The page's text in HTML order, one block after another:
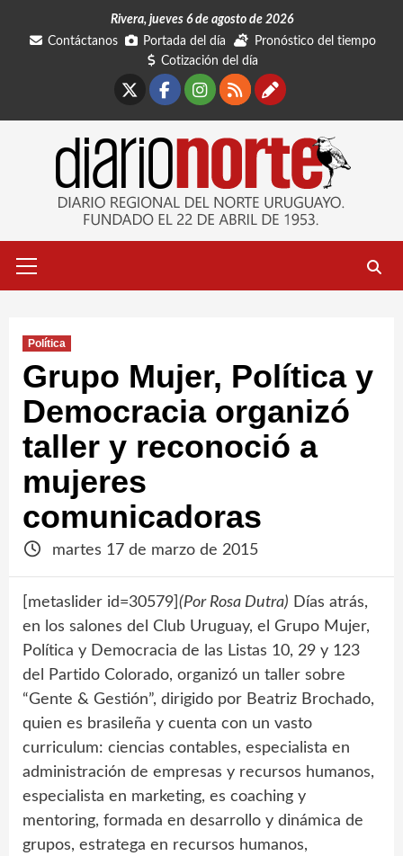
Rivera, jueves 6 de agosto de 2026
Contáctanos
Portada del día
Pronóstico del tiempo
Cotización del día
Facebook
Instagram
RSSContáctanos
primario
Política
Grupo Mujer, Política y
Democracia organizó
taller y reconoció a
mujeres
comunicadoras
martes 17 de marzo de 2015
[metaslider id=30579] (Por Rosa Dutra) Días atrás,
en los salones del Club Uruguay, el Grupo Mujer,
Política y Democracia de las Listas 10, 29 y 123
del Partido Colorado, organizó un taller sobre
“Gente & Gestión”, dirigido por Beatriz Brochado,
quien es brasileña y cuenta con un vasto
curriculum: ciencias contables, especialista en
administración de empresas y recursos humanos,
especialista en marketing, es coaching y
mentoring, formada en desarrollo y dinámica de
grupos, estratega en recursos humanos,